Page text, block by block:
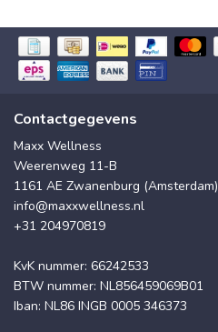
Contactgegevens
Maxx Wellness
Weerenweg 11-B
1161 AE Zwanenburg (Amsterdam)
info@maxxwellness.nl
+31 204970819
KvK nummer: 66242533
BTW nummer: NL856459069B01
Iban: NL86 INGB 0005 346373